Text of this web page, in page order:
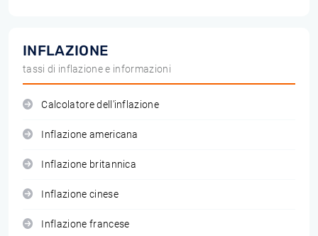
INFLAZIONE
tassi di inflazione e informazioni
Calcolatore dell'inflazione
Inflazione americana
Inflazione britannica
Inflazione cinese
Inflazione francese